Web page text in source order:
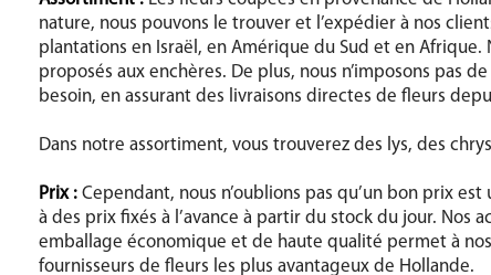
nature, nous pouvons le trouver et l’expédier à nos
plantations en Israël, en Amérique du Sud et en
proposés aux enchères. De plus, nous n’imposons
besoin, en assurant des livraisons directes de fleurs
Dans notre assortiment, vous trouverez des lys, des
Prix : Cependant, nous n’oublions pas qu’un bon prix
à des prix fixés à l’avance à partir du stock du jour.
emballage économique et de haute qualité permet à
fournisseurs de fleurs les plus avantageux de Hollande.